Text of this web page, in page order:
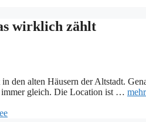
wirklich zählt
den alten Häusern der Altstadt.
immer gleich. Die Location ist …